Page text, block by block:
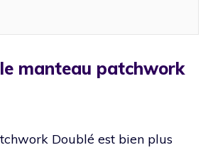
Bohème
manteau patchwork
Doublé est bien plus